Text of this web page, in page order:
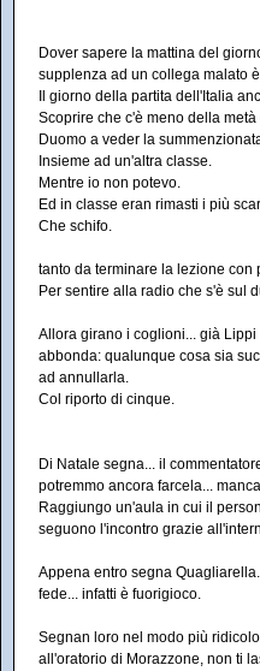
Dover sapere la mattina del
supplenza ad un collega malato
Il giorno della partita dell'Italia
Scoprire che c'è meno della
Duomo a veder la
Insieme ad un'altra classe.
Mentre io non potevo.
Ed in classe eran rimasti i più
Che schifo.
tanto da terminare la lezione con
Per sentire alla radio che s'è sul
Allora girano i coglioni... già
abbonda: qualunque cosa sia
ad annullarla.
Col riporto di cinque.
Di Natale segna... il
potremmo ancora farcela...
Raggiungo un'aula in cui il
seguono l'incontro grazie
Appena entro segna
fede... infatti è fuorigioco.
Segnan loro nel modo più
all'oratorio di Morazzone, non ti